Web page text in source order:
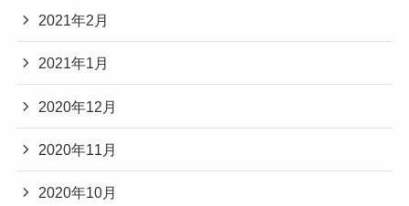
2021年2月
2021年1月
2020年12月
2020年11月
2020年10月